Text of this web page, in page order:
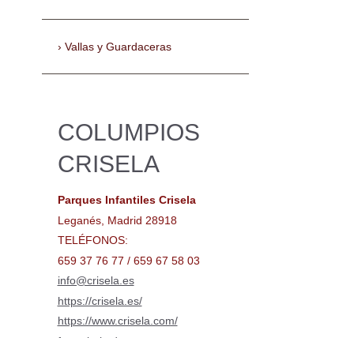
Vallas y Guardaceras
COLUMPIOS
CRISELA
Parques Infantiles Crisela
Leganés, Madrid 28918
TELÉFONOS:
659 37 76 77 / 659 67 58 03
info@crisela.es
https://crisela.es/
https://www.crisela.com/